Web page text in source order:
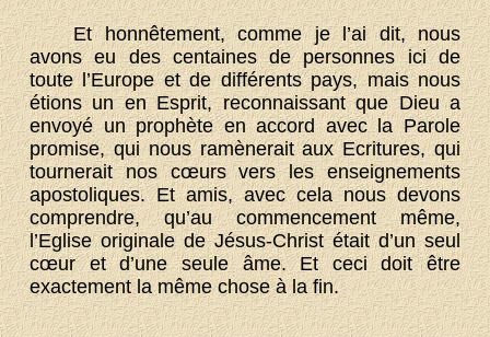
Et honnêtement, comme je l’ai dit, nous
avons eu des centaines de personnes ici de
toute l’Europe et de différents pays, mais nous
étions un en Esprit, reconnaissant que Dieu a
envoyé un prophète en accord avec la Parole
promise, qui nous ramènerait aux Ecritures, qui
tournerait nos cœurs vers les enseignements
apostoliques. Et amis, avec cela nous devons
comprendre, qu’au commencement même,
l’Eglise originale de Jésus-Christ était d’un seul
cœur et d’une seule âme. Et ceci doit être
exactement la même chose à la fin.